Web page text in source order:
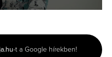
-t a Google hírekben!